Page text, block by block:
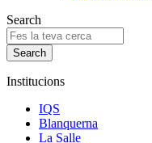
Search
Institucions
IQS
Blanquerna
La Salle